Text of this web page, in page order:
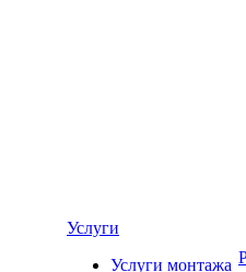
Услуги
Услуги монтажа